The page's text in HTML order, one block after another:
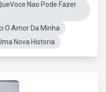
Nao Pode Fazer
O Amor Da Minha
Nova Historia